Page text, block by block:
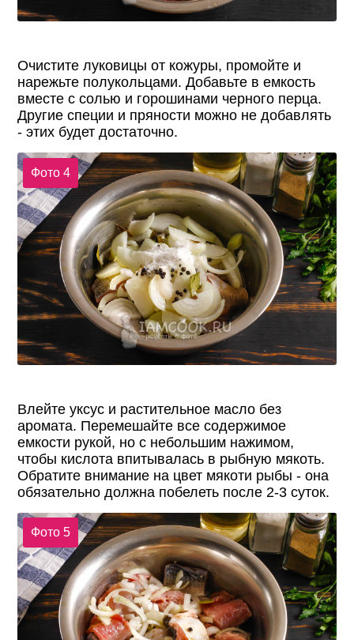
Очистите луковицы от кожуры, промойте и
нарежьте полукольцами. Добавьте в емкость
вместе с солью и горошинами черного перца.
Другие специи и пряности можно не добавлять
- этих будет достаточно.
Фото 4
Влейте уксус и растительное масло без
аромата. Перемешайте все содержимое
емкости рукой, но с небольшим нажимом,
чтобы кислота впитывалась в рыбную мякоть.
Обратите внимание на цвет мякоти рыбы - она
обязательно должна побелеть после 2-3 суток.
Фото 5